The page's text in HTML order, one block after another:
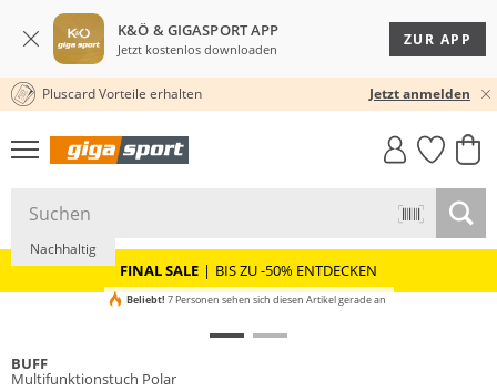
K&Ö & GIGASPORT APP
Jetzt kostenlos downloaden
ZUR APP
30 TAGE RÜCKGABERECHT
Pluscard Vorteile erhalten Jetzt anmelden
GIGASTYLE
FAHRRAD­
MUST-HAVE
FINAL SALE | BIS ZU -50% ENTDECKEN
Nachhaltig
Beliebt! 7 Personen sehen sich diesen Artikel gerade an
BUFF
Multifunktionstuch Polar